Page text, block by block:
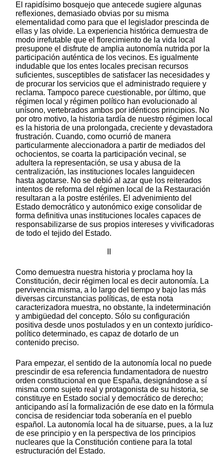
El rapidísimo bosquejo que antecede sugiere algunas
reflexiones, demasiado obvias por su misma
elementalidad como para que el legislador prescinda de
ellas y las olvide. La experiencia histórica demuestra de
modo irrefutable que el florecimiento de la vida local
presupone el disfrute de amplia autonomía nutrida por la
participación auténtica de los vecinos. Es igualmente
indudable que los entes locales precisan recursos
suficientes, susceptibles de satisfacer las necesidades y
de procurar los servicios que el administrado requiere y
reclama. Tampoco parece cuestionable, por último, que
régimen local y régimen político han evolucionado al
unísono, vertebrados ambos por idénticos principios. No
por otro motivo, la historia tardía de nuestro régimen local
es la historia de una prolongada, creciente y devastadora
frustración. Cuando, como ocurrió de manera
particularmente aleccionadora a partir de mediados del
ochocientos, se coarta la participación vecinal, se
adultera la representación, se usa y abusa de la
centralización, las instituciones locales languidecen
hasta agotarse. No se debió al azar que los reiterados
intentos de reforma del régimen local de la Restauración
resultaran a la postre estériles. El advenimiento del
Estado democrático y autonómico exige consolidar de
forma definitiva unas instituciones locales capaces de
responsabilizarse de sus propios intereses y vivificadoras
de todo el tejido del Estado.
Como demuestra nuestra historia y proclama hoy la
Constitución, decir régimen local es decir autonomía. La
pervivencia misma, a lo largo del tiempo y bajo las más
diversas circunstancias políticas, de esta nota
caracterizadora muestra, no obstante, la indeterminación
y ambigüedad del concepto. Sólo su configuración
positiva desde unos postulados y en un contexto jurídico-
político determinado, es capaz de dotarlo de un
contenido preciso.
Para empezar, el sentido de la autonomía local no puede
prescindir de esa referencia fundamentadora de nuestro
orden constitucional en que España, designándose a sí
misma como sujeto real y protagonista de su historia, se
constituye en Estado social y democrático de derecho;
anticipando así la formalización de ese dato en la fórmula
concisa de residenciar toda soberanía en el pueblo
español. La autonomía local ha de situarse, pues, a la luz
de ese principio y en la perspectiva de los principios
nucleares que la Constitución contiene para la total
estructuración del Estado.